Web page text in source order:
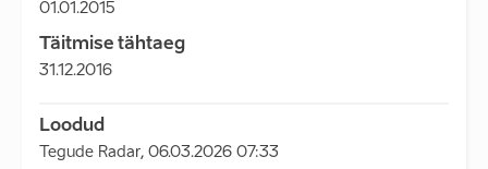
01.01.2015
Täitmise tähtaeg
31.12.2016
Loodud
Tegude Radar, 06.03.2026 07:33